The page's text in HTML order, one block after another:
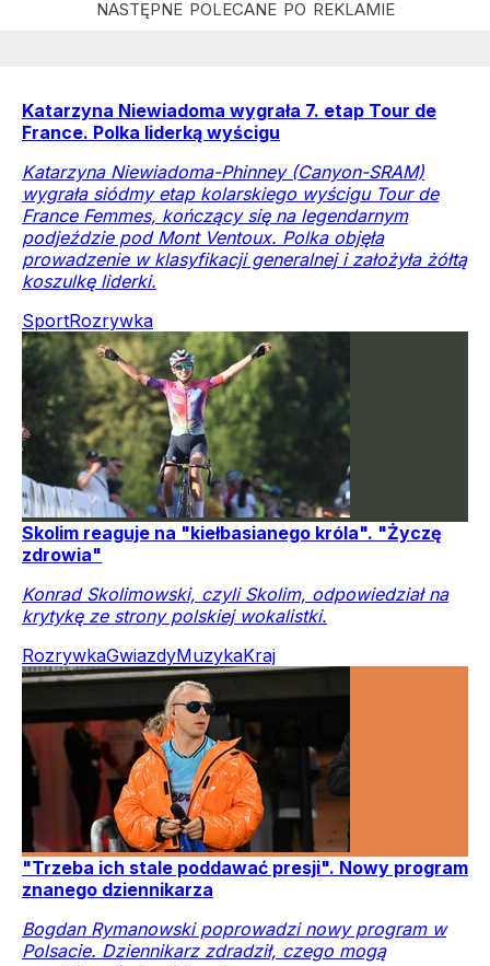
Katarzyna Niewiadoma wygrała 7. etap Tour de
France. Polka liderką wyścigu
Katarzyna Niewiadoma-Phinney (Canyon-SRAM)
wygrała siódmy etap kolarskiego wyścigu Tour de
France Femmes, kończący się na legendarnym
podjeździe pod Mont Ventoux. Polka objęła
prowadzenie w klasyfikacji generalnej i założyła żółtą
koszulkę liderki.
SportRozrywka
Skolim reaguje na "kiełbasianego króla". "Życzę
zdrowia"
Konrad Skolimowski, czyli Skolim, odpowiedział na
krytykę ze strony polskiej wokalistki.
RozrywkaGwiazdyMuzykaKraj
"Trzeba ich stale poddawać presji". Nowy program
znanego dziennikarza
Bogdan Rymanowski poprowadzi nowy program w
Polsacie. Dziennikarz zdradził, czego mogą